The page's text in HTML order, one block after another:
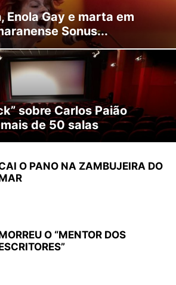
Enola Gay e marta em
Sonus...
sobre Carlos Paião
de 50 salas
O PANO NA ZAMBUJEIRA DO
O “MENTOR DOS